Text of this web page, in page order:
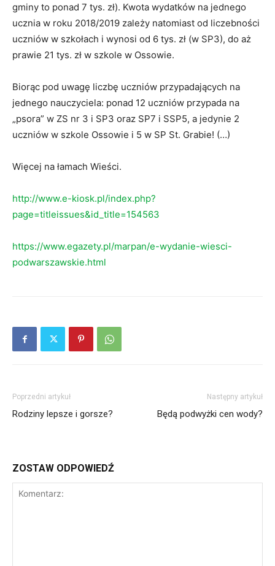
gminy to ponad 7 tys. zł). Kwota wydatków na jednego
ucznia w roku 2018/2019 zależy natomiast od liczebności
uczniów w szkołach i wynosi od 6 tys. zł (w SP3), do aż
prawie 21 tys. zł w szkole w Ossowie.
Biorąc pod uwagę liczbę uczniów przypadających na
jednego nauczyciela: ponad 12 uczniów przypada na
„psora” w ZS nr 3 i SP3 oraz SP7 i SSP5, a jedynie 2
uczniów w szkole Ossowie i 5 w SP St. Grabie! (…)
Więcej na łamach Wieści.
http://www.e-kiosk.pl/index.php?
page=titleissues&id_title=154563
https://www.egazety.pl/marpan/e-wydanie-wiesci-
podwarszawskie.html
Poprzedni artykuł
Rodziny lepsze i gorsze?
Następny artykuł
Będą podwyżki cen wody?
ZOSTAW ODPOWIEDŹ